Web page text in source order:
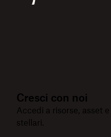
Cresci con noi
Accedi a risorse, asset
stellari.